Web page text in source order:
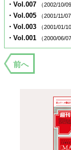
・Vol.007 （2002/10/09
・Vol.005 （2001/11/07
・Vol.003 （2001/01/10
・Vol.001 （2000/06/07
前へ